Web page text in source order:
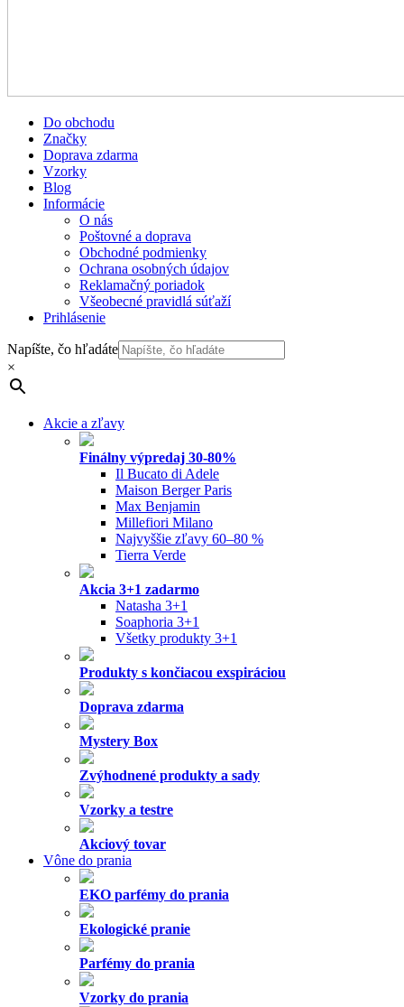
Do obchodu
Značky
Doprava zdarma
Vzorky
Blog
Informácie
O nás
Poštovné a doprava
Obchodné podmienky
Ochrana osobných údajov
Reklamačný poriadok
Všeobecné pravidlá súťaží
Prihlásenie
Napíšte, čo hľadáte
×
Akcie a zľavy
Finálny výpredaj 30-80%
Il Bucato di Adele
Maison Berger Paris
Max Benjamin
Millefiori Milano
Najvyššie zľavy 60–80 %
Tierra Verde
Akcia 3+1 zadarmo
Natasha 3+1
Soaphoria 3+1
Všetky produkty 3+1
Produkty s končiacou exspiráciou
Doprava zdarma
Mystery Box
Zvýhodnené produkty a sady
Vzorky a testre
Akciový tovar
Vône do prania
EKO parfémy do prania
Ekologické pranie
Parfémy do prania
Vzorky do prania